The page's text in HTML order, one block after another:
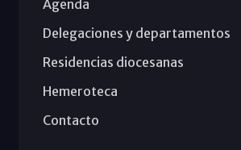
Agenda
Delegaciones y departamentos
Residencias diocesanas
Hemeroteca
Contacto